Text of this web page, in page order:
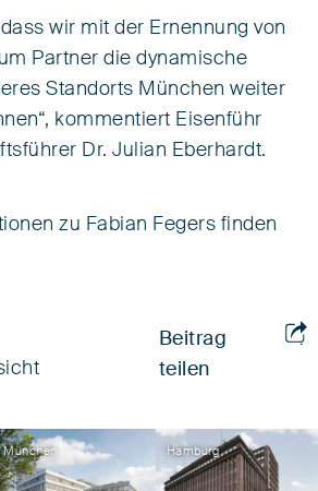
wir mit der Ernennung von
Partner die dynamische
Standorts München weiter
kommentiert Eisenführ
Dr. Julian Eberhardt.
zu Fabian Fegers finden
Beitrag
teilen
München Hamburg